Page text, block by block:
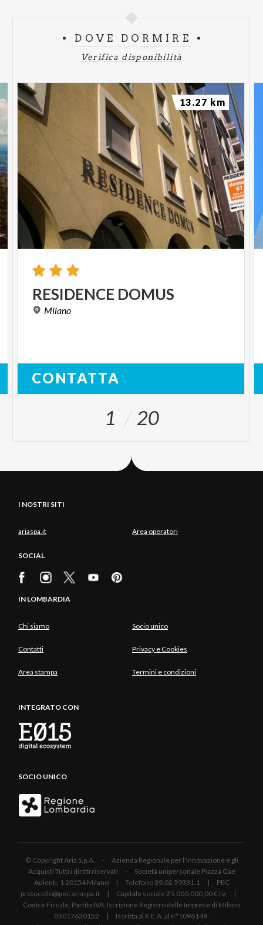
DOVE DORMIRE
Verifica disponibilità
RESIDENCE DOMUS
Milano
CONTATTA
13.27 km
1 20
I NOSTRI SITI
ariaspa.it Area operatori
SOCIAL
IN LOMBARDIA
Chi siamo Socio unico
Contatti Privacy e Cookies
Area stampa Termini e condizioni
INTEGRATO CON
SOCIO UNICO
© Copyright Aria S.p.A. - Azienda Regionale per l'Innovazione e gli
Acquisti Tutti i diritti riservati - Società unipersonale Piazza Gae
Aulenti, 1 20154 Milano | Telefono 39.02 39331.1 | PEC
protocollo@pec.ariaspa.it | Capitale sociale 25.000.000,00 € i.v. |
Codice Fiscale, Partita IVA, Iscrizione Registro delle Imprese di Milano
05017630152 | Iscritta al R.E.A. al n°1096149.